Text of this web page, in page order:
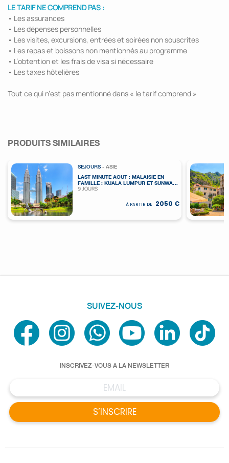
LE TARIF NE COMPREND PAS :
• Les assurances
• Les dépenses personnelles
• Les visites, excursions, entrées et soirées non souscrites
• Les repas et boissons non mentionnés au programme
• L’obtention et les frais de visa si nécessaire
• Les taxes hôtelières
Tout ce qui n’est pas mentionné dans « le tarif comprend »
PRODUITS SIMILAIRES
SEJOURS - ASIE
LAST MINUTE AOUT : MALAISIE EN
FAMILLE : KUALA LUMPUR ET SUNWAY
LAGOON
9 JOURS
À PARTIR DE 2050 €
SUIVEZ-NOUS
INSCRIVEZ-VOUS A LA NEWSLETTER
S’INSCRIRE